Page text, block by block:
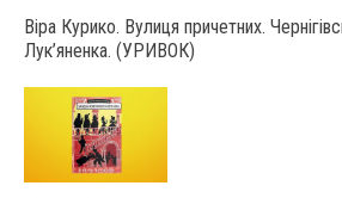
Віра Курико. Вулиця причетних.
Лук’яненка. (УРИВОК)